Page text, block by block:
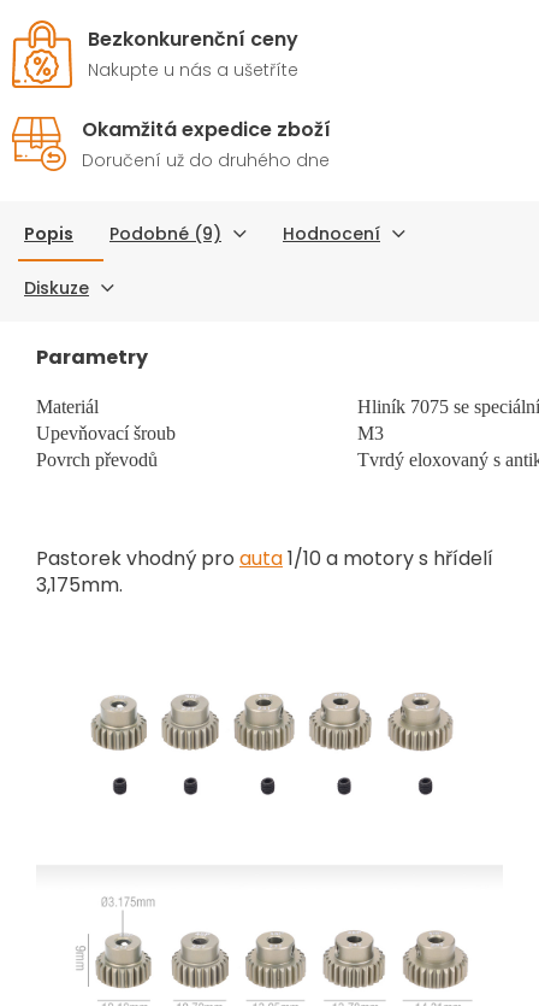
Bezkonkurenční ceny
Nakupte u nás a ušetříte
Okamžitá expedice zboží
Doručení už do druhého dne
Popis Podobné (9) Hodnocení
Diskuze
Parametry
Materiál
Hliník 7075 se
Upevňovací šroub
M3
Povrch převodů
Tvrdý eloxovaný s
Pastorek vhodný pro auta1/10 a motory s hřídelí
3,175mm.